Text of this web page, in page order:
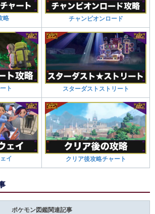
略 チャンピオンロード
ト スターダストストリート
イ クリア後攻略チャート
ポケモン図鑑関連記事